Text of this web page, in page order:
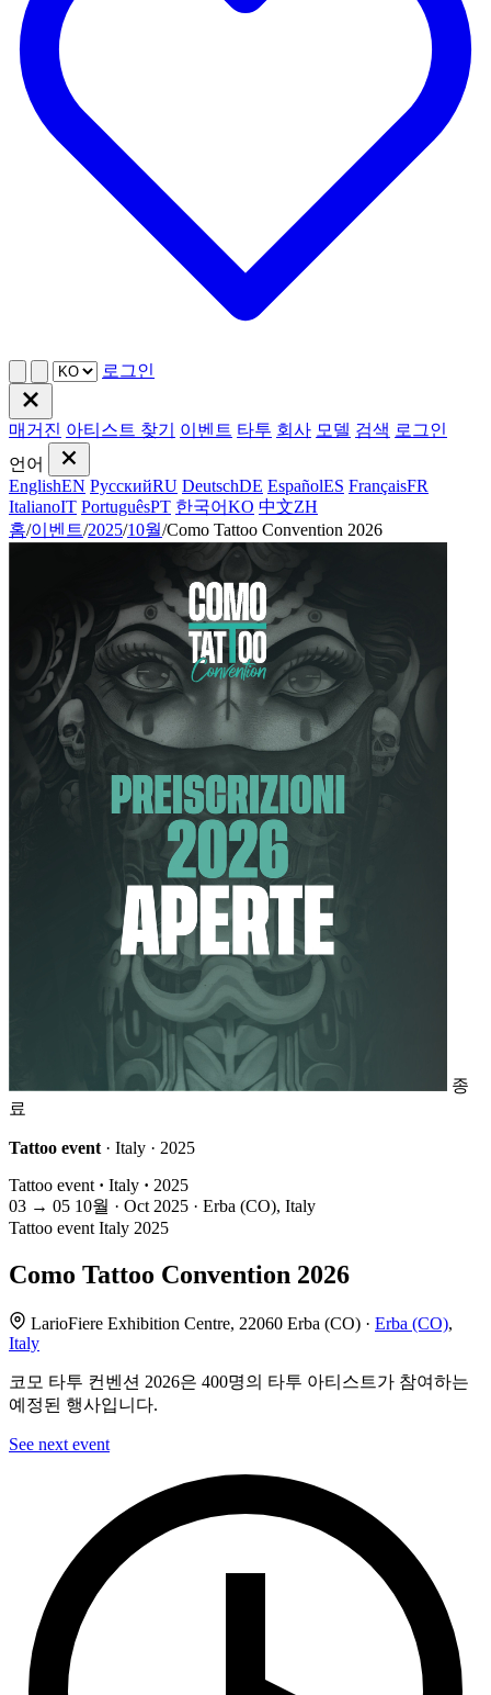
로그인
매거진 아티스트 찾기 이벤트 타투 회사 모델 검색 로그인
언어
EnglishEN РусскийRU DeutschDE EspañolES FrançaisFR
ItalianoIT PortuguêsPT 한국어KO 中文ZH
홈/이벤트/2025/10월/Como Tattoo Convention 2026
종
료
Tattoo event · Italy · 2025
Tattoo event · Italy · 2025
03 → 05 10월 · Oct 2025 · Erba (CO), Italy
Tattoo event Italy 2025
Como Tattoo Convention 2026
LarioFiere Exhibition Centre, 22060 Erba (CO) · Erba (CO),
Italy
코모 타투 컨벤션 2026은 400명의 타투 아티스트가 참여하는
예정된 행사입니다.
See next event